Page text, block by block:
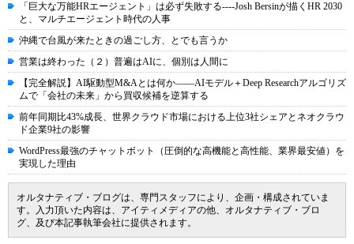
「巨大な万能HRエージェント」は必ず失敗する----Josh Bersinが描くHR 2030
と、マルチエージェント時代の人事
沖縄で台風が来たときの過ごし方、とでも言うか
営業は終わった（２）普遍はAIに、個別は人間に
【完全解説】AI駆動型M&Aとは何か――AIモデル＋Deep Researchアルゴリズ
ムで「会社の未来」から買収候補を逆算する
前年同期比43%成長、世界クラウド市場における上位3社シェアとネオクラウ
ド企業9社の影響
WordPress最強のチャットボット（圧倒的な高機能と高性能、業界最安値）を
実現した理由
オルタナティブ・ブログは、専門スタッフにより、企画・構成されていま
す。入力頂いた内容は、アイティメディアの他、オルタナティブ・ブロ
グ、及び本記事執筆会社に提供されます。